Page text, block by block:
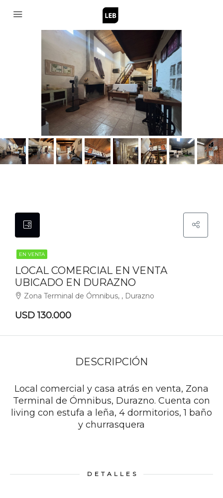
EN VENTA
LOCAL COMERCIAL EN VENTA
UBICADO EN DURAZNO
Zona Terminal de Ómnibus, , Durazno
USD 130.000
DESCRIPCIÓN
Local comercial y casa atrás en venta, Zona
Terminal de Ómnibus, Durazno. Cuenta con
living con estufa a leña, 4 dormitorios, 1 baño
y churrasquera
DETALLES